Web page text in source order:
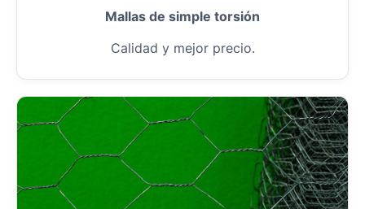
Mallas de simple torsión
Calidad y mejor precio.